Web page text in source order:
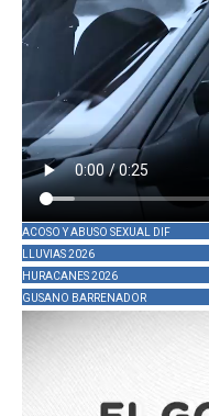
ACOSO Y ABUSO SEXUAL DIF
LLUVIAS 2026
HURACANES 2026
GUSANO BARRENADOR